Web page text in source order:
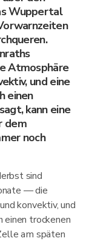
Wuppertal
Atmosphäre
und eine
einen
kann eine
dem
noch
sind
— die
konvektiv, und
trockenen
am späten